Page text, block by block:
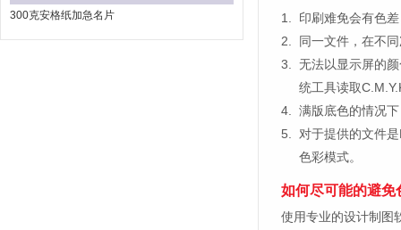
300克安格纸加急名片 1.
印刷难免会有色
2.
同一文件，在不
3.
无法以显示屏的
统工具读取
4.
满版底色的情况
5.
对于提供的文件
色彩模式。
如何尽可能的避免
使用专业的设计制图